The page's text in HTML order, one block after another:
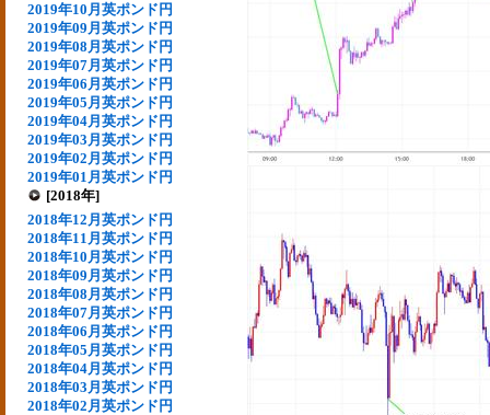
2019年10月英ポンド円
2019年09月英ポンド円
2019年08月英ポンド円
2019年07月英ポンド円
2019年06月英ポンド円
2019年05月英ポンド円
2019年04月英ポンド円
2019年03月英ポンド円
2019年02月英ポンド円
2019年01月英ポンド円
[2018年]
2018年12月英ポンド円
2018年11月英ポンド円
2018年10月英ポンド円
2018年09月英ポンド円
2018年08月英ポンド円
2018年07月英ポンド円
2018年06月英ポンド円
2018年05月英ポンド円
2018年04月英ポンド円
2018年03月英ポンド円
2018年02月英ポンド円